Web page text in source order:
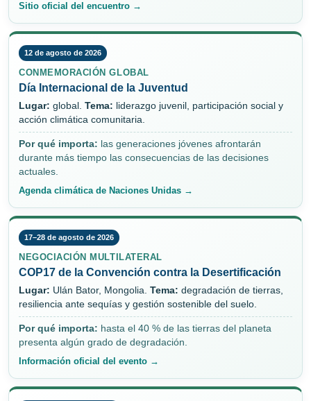
Sitio oficial del encuentro →
12 de agosto de 2026
CONMEMORACIÓN GLOBAL
Día Internacional de la Juventud
Lugar: global. Tema: liderazgo juvenil, participación social y
acción climática comunitaria.
Por qué importa: las generaciones jóvenes afrontarán
durante más tiempo las consecuencias de las decisiones
actuales.
Agenda climática de Naciones Unidas →
17–28 de agosto de 2026
NEGOCIACIÓN MULTILATERAL
COP17 de la Convención contra la Desertificación
Lugar: Ulán Bator, Mongolia. Tema: degradación de tierras,
resiliencia ante sequías y gestión sostenible del suelo.
Por qué importa: hasta el 40 % de las tierras del planeta
presenta algún grado de degradación.
Información oficial del evento →